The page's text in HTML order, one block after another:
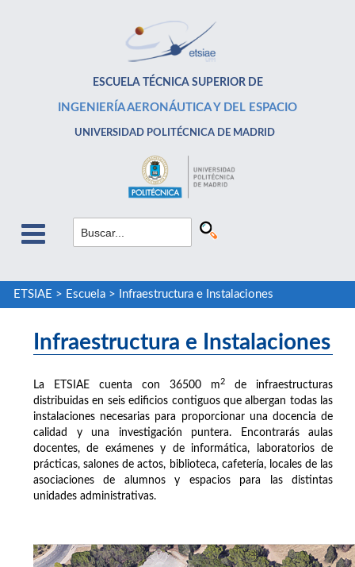
ESCUELA TÉCNICA SUPERIOR DE
INGENIERÍA AERONÁUTICA Y DEL ESPACIO
UNIVERSIDAD POLITÉCNICA DE MADRID
ETSIAE > Escuela> Infraestructura e Instalaciones
Infraestructura e Instalaciones
La ETSIAE cuenta con 36500 m2
de infraestructuras
distribuidas en seis edificios contiguos que albergan todas las
instalaciones necesarias para proporcionar una docencia de
calidad y una investigación puntera. Encontrarás aulas
docentes, de exámenes y de informática, laboratorios de
prácticas, salones de actos, biblioteca, cafetería, locales de las
asociaciones de alumnos y espacios para las distintas
unidades administrativas.